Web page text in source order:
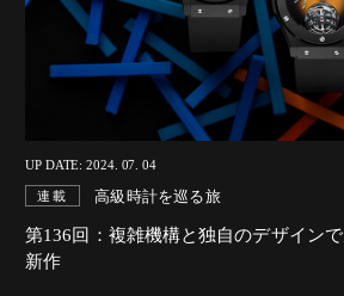
UP DATE: 2024. 07. 04
連載 高級時計を巡る旅
第136回：複雑機構と独自のデザイン
新作